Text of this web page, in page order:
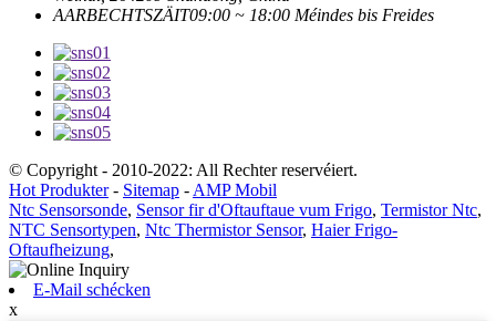
AARBECHTSZÄIT09:00 ~ 18:00 Méindes bis Freides
© Copyright - 2010-2022: All Rechter reservéiert.
Hot Produkter- Sitemap - AMP Mobil
Ntc Sensorsonde, Sensor fir d'Oftauftaue vum Frigo, Termistor Ntc,
NTC Sensortypen, Ntc Thermistor Sensor, Haier Frigo-
Oftaufheizung,
E-Mail schécken
x